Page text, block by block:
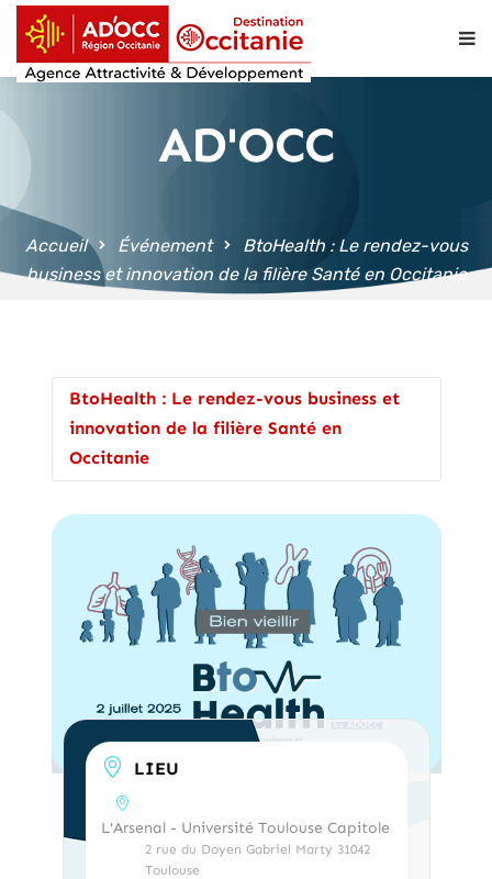
principal
AD'OCC
Accueil Événement
BtoHealth : Le rendez-vous
business et innovation de la filière Santé en Occitanie
BtoHealth : Le rendez-vous business et
innovation de la filière Santé en
Occitanie
LIEU
L'Arsenal - Université Toulouse Capitole
2 rue du Doyen Gabriel Marty 31042
Toulouse